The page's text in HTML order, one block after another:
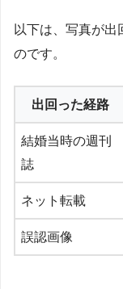
以下は、写真が出
のです。
出回った経路
結婚当時の週刊
誌
ネット転載
誤認画像